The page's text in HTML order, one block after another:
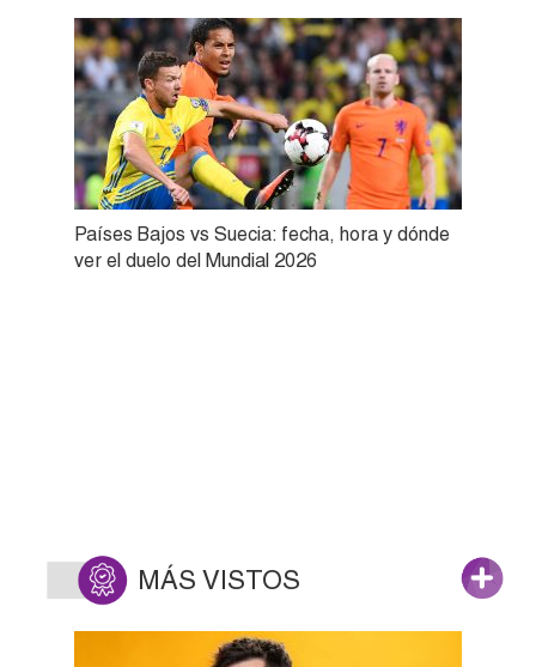
Países Bajos vs Suecia: fecha, hora y dónde
ver el duelo del Mundial 2026
MÁS VISTOS